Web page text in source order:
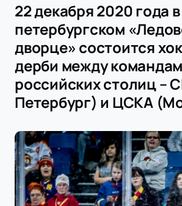
22 декабря 2020 года
петербургском
дворце» состоится
дерби между
российских столиц –
Петербург) и ЦСКА